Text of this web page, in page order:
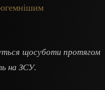
щосуботи протягом
на ЗСУ.